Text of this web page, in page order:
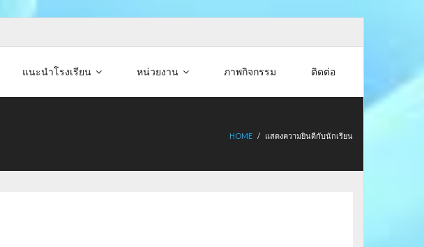
แนะนำโรงเรียน หน่วยงาน ภาพกิจกรรม ติดต่อ
HOME / แสดงความยินดีกับนักเรียน